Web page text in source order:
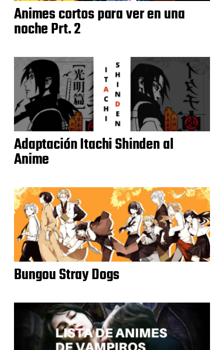
Animes cortos para ver en una
noche Prt. 2
Adaptación Itachi Shinden al
Anime
Bungou Stray Dogs